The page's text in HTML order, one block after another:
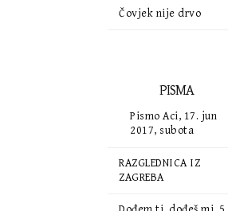
Čovjek nije drvo
PISMA
Pismo Aci, 17. jun
2017, subota
RAZGLEDNICA IZ
ZAGREBA